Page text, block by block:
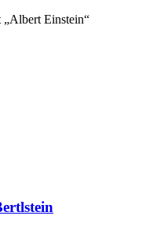
„Albert Einstein“